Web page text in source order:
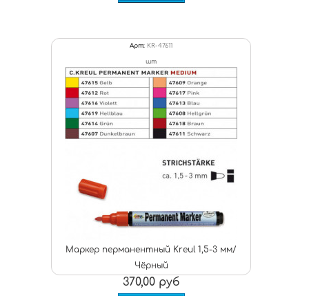
Арт: KR-47611
шт
Маркер перманентный Kreul 1,5-3 мм/
Чёрный
370,00 руб